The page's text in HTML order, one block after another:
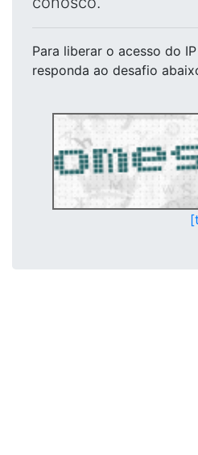
Para liberar o acesso do IP
responda ao desafio